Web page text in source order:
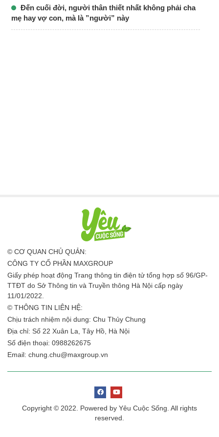
Đến cuối đời, người thân thiết nhất không phải cha
mẹ hay vợ con, mà là ”người” này
© CƠ QUAN CHỦ QUẢN:
CÔNG TY CỔ PHẦN MAXGROUP
Giấy phép hoạt động Trang thông tin điện tử tổng hợp số 96/GP-
TTĐT do Sở Thông tin và Truyền thông Hà Nội cấp ngày
11/01/2022.
© THÔNG TIN LIÊN HỆ:
Chịu trách nhiệm nội dung: Chu Thủy Chung
Địa chỉ: Số 22 Xuân La, Tây Hồ, Hà Nội
Số điện thoại: 0988262675
Email: chung.chu@maxgroup.vn
Copyright © 2022. Powered by Yêu Cuộc Sống. All rights
reserved.